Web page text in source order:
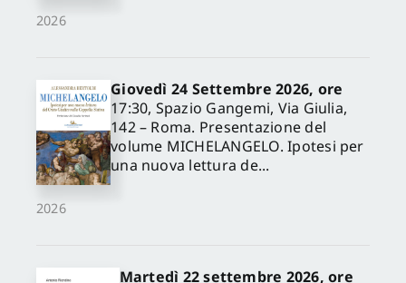
2026
2026
Giovedì 24 Settembre 2026, ore
17:30, Spazio Gangemi, Via Giulia,
142 – Roma. Presentazione del
volume MICHELANGELO. Ipotesi per
una nuova lettura de...
Martedì 22 settembre 2026, ore